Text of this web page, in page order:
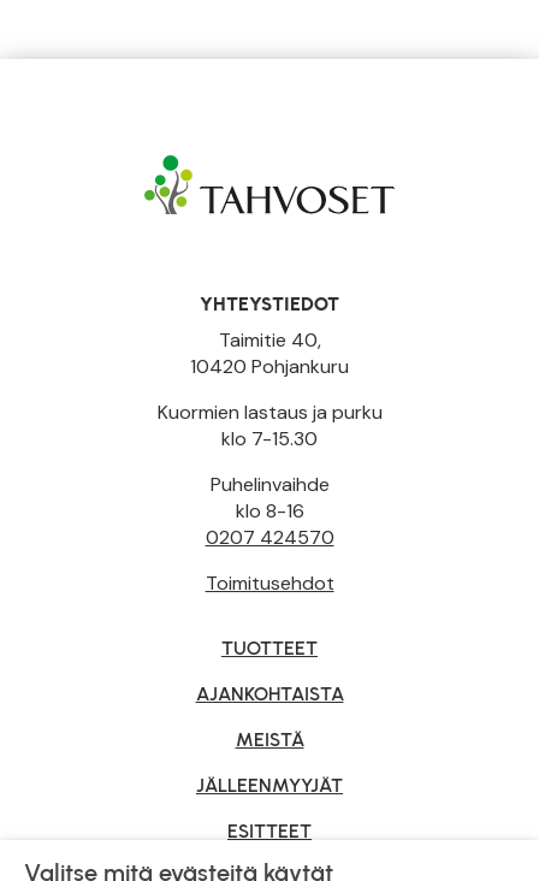
YHTEYSTIEDOT
Taimitie 40,
10420 Pohjankuru
Kuormien lastaus ja purku
klo 7-15.30
Puhelinvaihde
klo 8-16
0207 424570
Toimitusehdot
TUOTTEET
AJANKOHTAISTA
MEISTÄ
JÄLLEENMYYJÄT
ESITTEET
Valitse mitä evästeitä käytät